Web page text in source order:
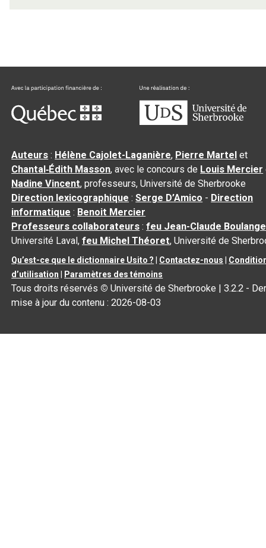
Auteurs : Hélène Cajolet-Laganière, Pierre Martel et
Chantal‑Édith Masson, avec le concours de Louis Mercier
Nadine Vincent, professeurs, Université de Sherbrooke
Direction lexicographique :Serge D’Amico - Direction
informatique : Benoit Mercier
Professeurs collaborateurs :feu Jean-Claude
Université Laval,feu Michel Théoret, Université de
Qu’est-ce que le dictionnaire Usito ? Contactez-nous
d’utilisation
Paramètres des témoins
Tous droits réservés © Université de Sherbrooke |3.2.2 -
mise à jour du contenu :2026-08-03